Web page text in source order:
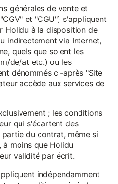
générales de vente et
et "CGU") s'appliquent
Holidu à la disposition de
indirectement via Internet,
quels que soient les
de/at etc.) ou les
dénommés ci-après "Site
accède aux services de
; les conditions
qui s'écartent des
du contrat, même si
à moins que Holidu
validité par écrit.
indépendamment